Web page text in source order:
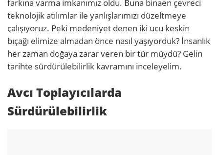
farkına varma imkanımız oldu. Buna binaen çevreci
teknolojik atılımlar ile yanlışlarımızı düzeltmeye
çalışıyoruz. Peki medeniyet denen iki ucu keskin
bıçağı elimize almadan önce nasıl yaşıyorduk? İnsanlık
her zaman doğaya zarar veren bir tür müydü? Gelin
tarihte sürdürülebilirlik kavramını inceleyelim.
Avcı Toplayıcılarda
Sürdürülebilirlik